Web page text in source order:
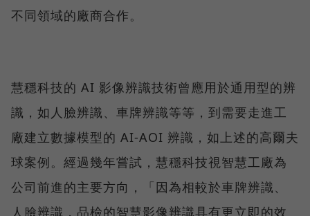
不同領域的廠商合作。
慧穩科技的 AI 影像辨識技術曾應用於通用型的辨
識，如人臉辨識、車牌辨識等等，到需要走進工
廠建立數據模型的 AI-AOI 辨識，如上述的高爾夫
球案例。經過幾年嘗試，慧穩科技視智慧工廠為
公司前進的主要方向，「因為相較於車牌辨識、
人臉辨識，品檢的智慧影像辨識具有更立即的效